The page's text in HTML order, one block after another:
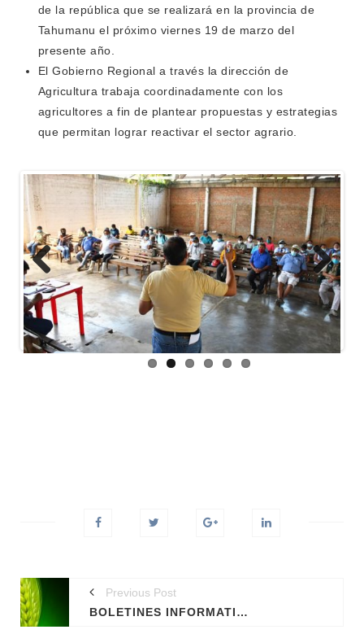
de la república que se realizará en la provincia de
Tahumanu el próximo viernes 19 de marzo del
presente año.
El Gobierno Regional a través la dirección de
Agricultura trabaja coordinadamente con los
agricultores a fin de plantear propuestas y estrategias
que permitan lograr reactivar el sector agrario.
Previous Next
Previous Post
BOLETINES INFORMATIVOS